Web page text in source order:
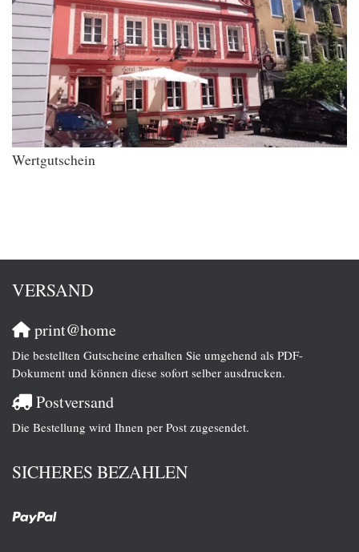
Wertgutschein
VERSAND
print@home
Die bestellten Gutscheine erhalten Sie umgehend als PDF-
Dokument und können diese sofort selber ausdrucken.
Postversand
Die Bestellung wird Ihnen per Post zugesendet.
SICHERES BEZAHLEN